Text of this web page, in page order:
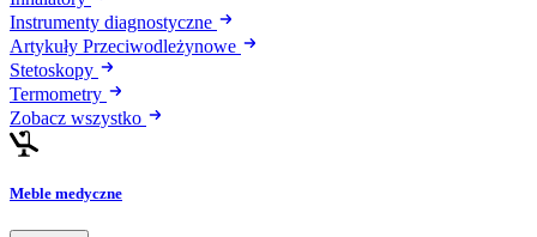
Instrumenty diagnostyczne
Artykuły Przeciwodleżynowe
Stetoskopy
Termometry
Zobacz wszystko
Meble medyczne